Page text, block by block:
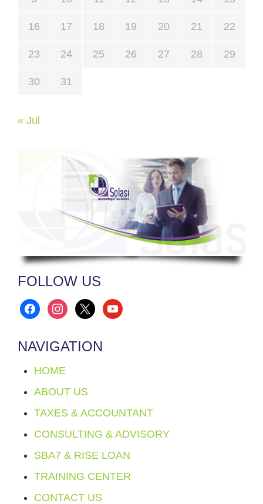
16 17 18 19 20 21 22
23 24 25 26 27 28 29
30 31
« Jul
FOLLOW US
facebookinstagram
x youtube
NAVIGATION
HOME
ABOUT US
TAXES & ACCOUNTANT
CONSULTING & ADVISORY
SBA7 & RISE LOAN
TRAINING CENTER
CONTACT US